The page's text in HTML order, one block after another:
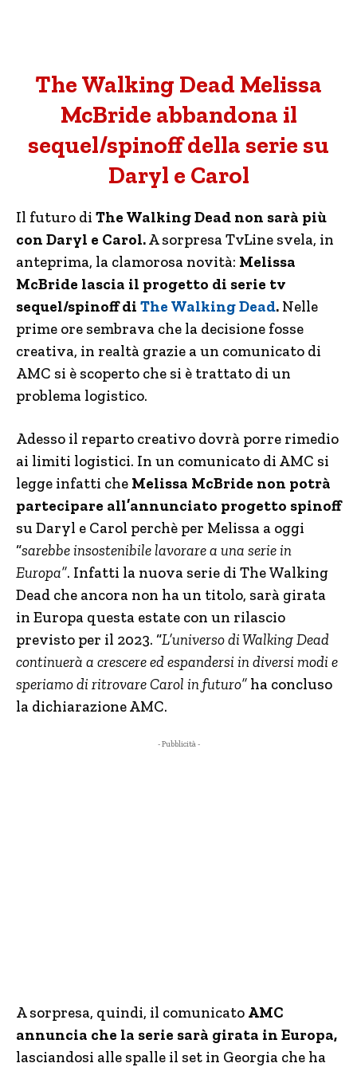
The Walking Dead Melissa
McBride abbandona il
sequel/spinoff della serie su
Daryl e Carol
Il futuro di The Walking Dead non sarà più
con Daryl e Carol.A sorpresa TvLine svela, in
anteprima, la clamorosa novità: Melissa
McBride lascia il progetto di serie tv
sequel/spinoff di The Walking Dead. Nelle
prime ore sembrava che la decisione fosse
creativa, in realtà grazie a un comunicato di
AMC si è scoperto che si è trattato di un
problema logistico.
Adesso il reparto creativo dovrà porre rimedio
ai limiti logistici. In un comunicato di AMC si
legge infatti che Melissa McBride non potrà
partecipare all’annunciato progetto spinoff
su Daryl e Carol perchè per Melissa a oggi
“sarebbe insostenibile lavorare a una serie in
Europa”. Infatti la nuova serie di The Walking
Dead che ancora non ha un titolo, sarà girata
in Europa questa estate con un rilascio
previsto per il 2023. “L’universo di Walking Dead
continuerà a crescere ed espandersi in diversi modi e
speriamo di ritrovare Carol in futuro” ha concluso
la dichiarazione AMC.
- Pubblicità -
A sorpresa, quindi, il comunicato AMC
annuncia che la serie sarà girata in Europa,
lasciandosi alle spalle il set in Georgia che ha